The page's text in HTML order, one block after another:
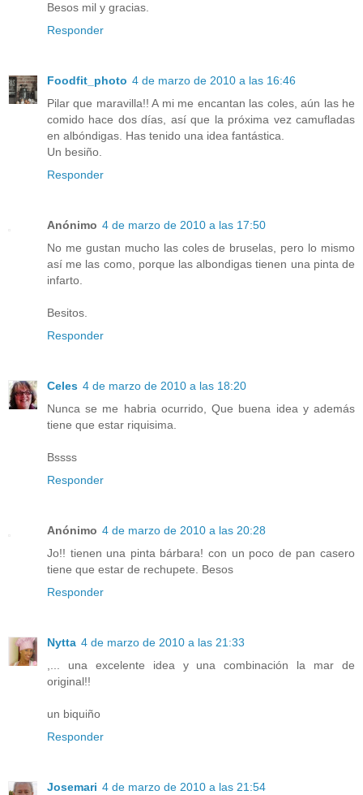
Besos mil y gracias.
Responder
Foodfit_photo 4 de marzo de 2010 a las 16:46
Pilar que maravilla!! A mi me encantan las coles, aún las he
comido hace dos días, así que la próxima vez camufladas
en albóndigas. Has tenido una idea fantástica.
Un besiño.
Responder
Anónimo 4 de marzo de 2010 a las 17:50
No me gustan mucho las coles de bruselas, pero lo mismo
así me las como, porque las albondigas tienen una pinta de
infarto.
Besitos.
Responder
Celes 4 de marzo de 2010 a las 18:20
Nunca se me habria ocurrido, Que buena idea y además
tiene que estar riquisima.
Bssss
Responder
Anónimo 4 de marzo de 2010 a las 20:28
Jo!! tienen una pinta bárbara! con un poco de pan casero
tiene que estar de rechupete. Besos
Responder
Nytta 4 de marzo de 2010 a las 21:33
,... una excelente idea y una combinación la mar de
original!!
un biquiño
Responder
Josemari 4 de marzo de 2010 a las 21:54